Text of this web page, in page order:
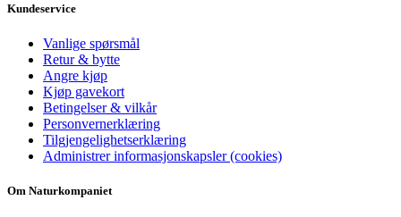
Kundeservice
Vanlige spørsmål
Retur & bytte
Angre kjøp
Kjøp gavekort
Betingelser & vilkår
Personvernerklæring
Tilgjengelighetserklæring
Administrer informasjonskapsler (cookies)
Om Naturkompaniet